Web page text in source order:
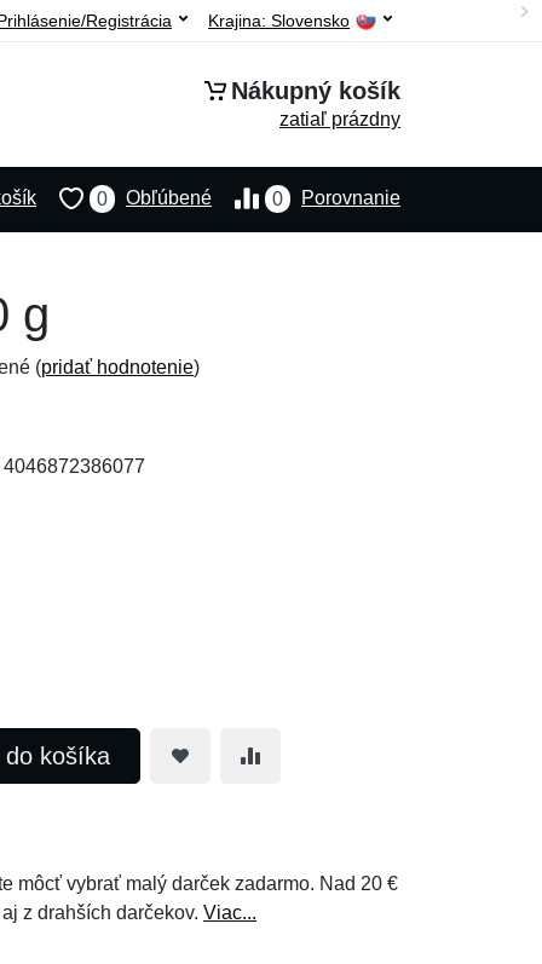
Krajina: Slovensko
Registrácia
Nákupný košík
zatiaľ prázdny
0 Porovnanie
0 Obľúbené
g
(pridať hodnotenie)
košíka
môcť vybrať malý darček zadarmo. Nad 20 €
z drahších darčekov. Viac...